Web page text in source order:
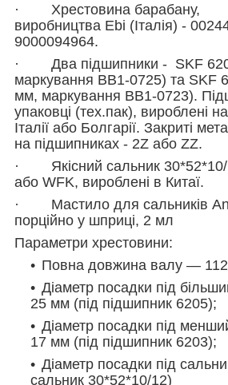
·
Хрестовина барабану,
виробництва Ebi (Італія) -
9000094964.
·
Два підшипники - SKF
маркування BB1-0725) та SKF
мм, маркування BB1-0723).
упаковці (тех.пак), вироблені
Італії або Болгарії. Закриті
на підшипниках - 2Z або ZZ.
·
Якісний сальник
або WFK, вироблені в Китаї.
·
Мастило для сальників
порційно у шприці, 2 мл
Параметри хрестовини:
Повна довжина валу —
Діаметр посадки під
25 мм (під підшипник 6205);
Діаметр посадки під
17 мм (під підшипник 6203);
Діаметр посадки під
сальник 30*52*10/12)